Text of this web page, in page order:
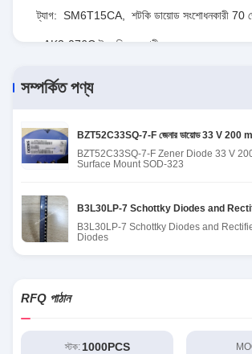
ট্যাগ: SM6T15CA শটকি ডায়োড সংশোধনকারী 70
AK3-076C ইএসডি দমনকারী
সম্পর্কিত পণ্য
BZT52C33SQ-7-F জেনার ডায়োড 33 V 200
BZT52C33SQ-7-F Zener Diode 33 V 200 mW ±6.06%
Surface Mount SOD-323
B3L30LP-7 Schottky Diodes and
B3L30LP-7 Schottky Diodes and Rectifiers 3.0A 30V TVS
Diodes
RFQ পাঠান
স্টক: 1000PCS